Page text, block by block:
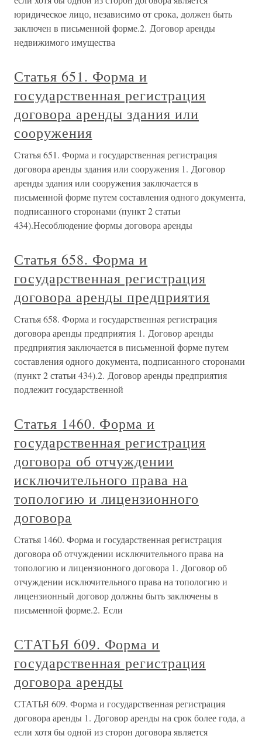
юридическое лицо, независимо от срока, должен быть
заключен в письменной форме.2. Договор аренды
недвижимого имущества
Статья 651. Форма и
государственная регистрация
договора аренды здания или
сооружения
Статья 651. Форма и государственная регистрация
договора аренды здания или сооружения 1. Договор
аренды здания или сооружения заключается в
письменной форме путем составления одного документа,
подписанного сторонами (пункт 2 статьи
434).Несоблюдение формы договора аренды
Статья 658. Форма и
государственная регистрация
договора аренды предприятия
Статья 658. Форма и государственная регистрация
договора аренды предприятия 1. Договор аренды
предприятия заключается в письменной форме путем
составления одного документа, подписанного сторонами
(пункт 2 статьи 434).2. Договор аренды предприятия
подлежит государственной
Статья 1460. Форма и
государственная регистрация
договора об отчуждении
исключительного права на
топологию и лицензионного
договора
Статья 1460. Форма и государственная регистрация
договора об отчуждении исключительного права на
топологию и лицензионного договора 1. Договор об
отчуждении исключительного права на топологию и
лицензионный договор должны быть заключены в
письменной форме.2. Если
СТАТЬЯ 609. Форма и
государственная регистрация
договора аренды
СТАТЬЯ 609. Форма и государственная регистрация
договора аренды 1. Договор аренды на срок более года, а
если хотя бы одной из сторон договора является